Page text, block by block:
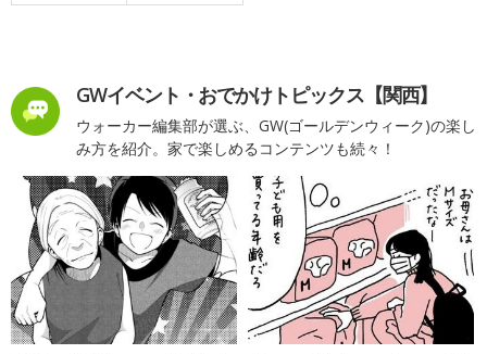
GWイベント・おでかけトピックス【関西】
ウォーカー編集部が選ぶ、GW(ゴールデンウィーク)の楽し
み方を紹介。家で楽しめるコンテンツも続々！